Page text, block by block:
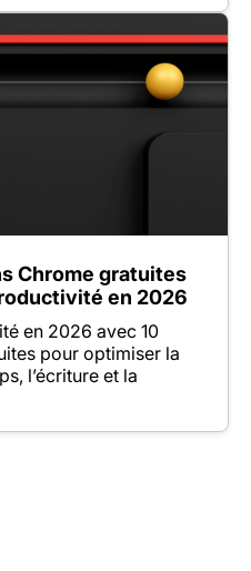
Chrome gratuites
en 2026
en 2026 avec 10
pour optimiser la
l’écriture et la